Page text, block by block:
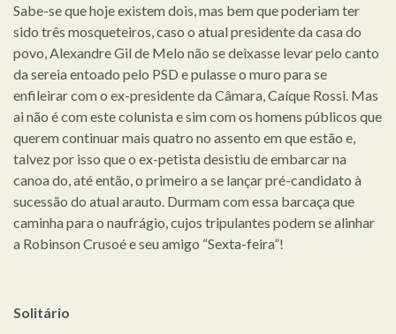
Sabe-se que hoje existem dois, mas bem que poderiam ter
sido três mosqueteiros, caso o atual presidente da casa do
povo, Alexandre Gil de Melo não se deixasse levar pelo canto
da sereia entoado pelo PSD e pulasse o muro para se
enfileirar com o ex-presidente da Câmara, Caíque Rossi. Mas
ai não é com este colunista e sim com os homens públicos que
querem continuar mais quatro no assento em que estão e,
talvez por isso que o ex-petista desistiu de embarcar na
canoa do, até então, o primeiro a se lançar pré-candidato à
sucessão do atual arauto. Durmam com essa barcaça que
caminha para o naufrágio, cujos tripulantes podem se alinhar
a Robinson Crusoé e seu amigo “Sexta-feira”!
Solitário